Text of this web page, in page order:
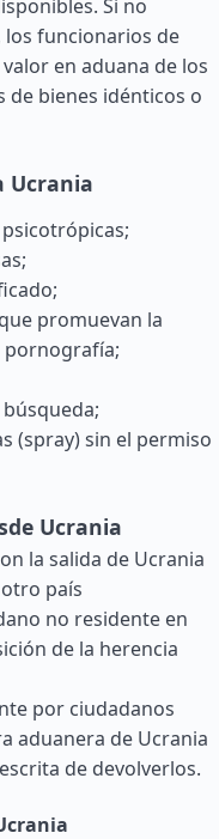
Si no
funcionarios de
en aduana de los
de bienes idénticos o
Ucrania
promuevan la
pornografía;
(spray) sin el permiso
Ucrania
la salida de Ucrania
país
no residente en
de la herencia
por ciudadanos
aduanera de Ucrania
de devolverlos.